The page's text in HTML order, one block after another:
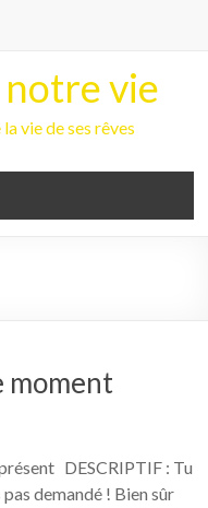
vie
vie de ses rêves
moment
DESCRIPTIF : Tu
pas demandé ! Bien sûr